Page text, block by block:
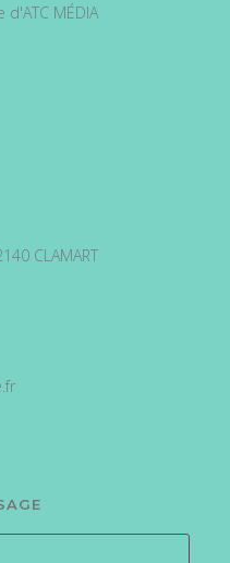
MÉDIA
CLAMART